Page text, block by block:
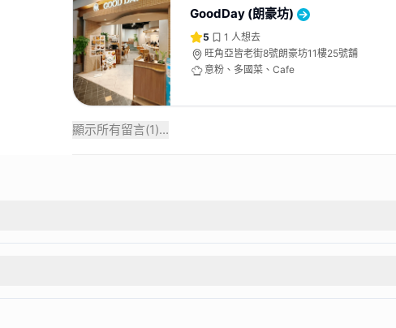
GoodDay (朗豪坊)
5 1 人想去
旺角亞皆老街8號朗豪坊11樓25號舖
意粉、多國菜、Cafe
顯示所有留言(1)...